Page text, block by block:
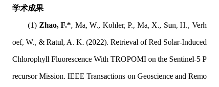
学术成果
(1) Zhao, F.*, Ma, W., Kohler, P., Ma, X., Sun, H., Verh
oef, W., & Ratul, A. K. (2022). Retrieval of Red Solar-Induced
Chlorophyll Fluorescence With TROPOMI on the Sentinel-5 P
recursor Mission. IEEE Transactions on Geoscience and Remo